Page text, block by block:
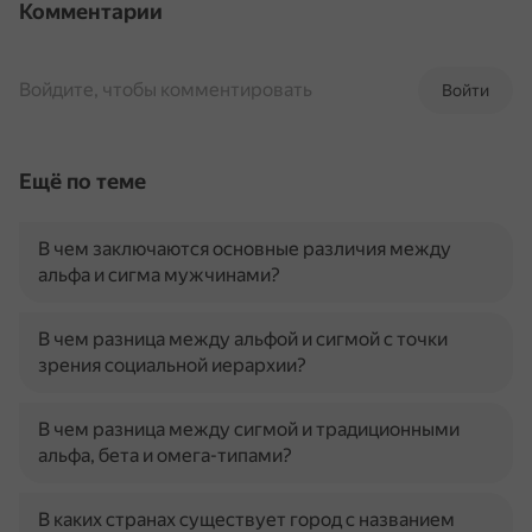
Комментарии
Войти
Войдите, чтобы комментировать
Ещё по теме
В чем заключаются основные различия между
альфа и сигма мужчинами?
В чем разница между альфой и сигмой с точки
зрения социальной иерархии?
В чем разница между сигмой и традиционными
альфа, бета и омега-типами?
В каких странах существует город с названием